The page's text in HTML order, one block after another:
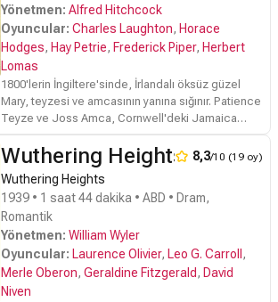
Yönetmen: Alfred Hitchcock
Oyuncular: Charles Laughton, Horace
Hodges, Hay Petrie, Frederick Piper, Herbert
Lomas
1800'lerin İngiltere'sinde, İrlandalı öksüz güzel
Mary, teyzesi ve amcasının yanına sığınır. Patience
Teyze ve Joss Amca, Cornwell'deki Jamaica
gemileri fener oyunlarıyla gece karaya vurdurtarak
yağmalayan bir grup acımasız korsana da yataklık
ettiğini öğrenir. Korsanların başını çeken Sör
Humphrey Pengallon'un pek de dengeli olmayan
mizacı düşünüldüğünde, Mary'nin hayatı için
endişelenmesi için oldukça fazla sebebi vardır
artık.
Wuthering Heights 8,3/10 (19 oy)
Wuthering Heights
1939 • 1 saat 44 dakika • ABD • Dram,
Romantik
Yönetmen: William Wyler
Oyuncular: Laurence Olivier, Leo G. Carroll ,
Merle Oberon, Geraldine Fitzgerald, David
Niven